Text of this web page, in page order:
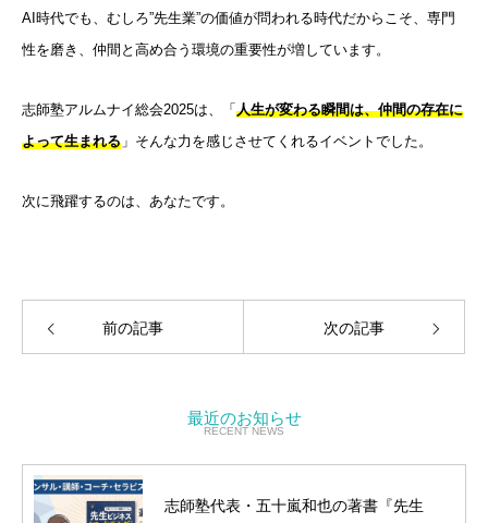
AI時代でも、むしろ”先生業”の価値が問われる時代だからこそ、専門
性を磨き、仲間と高め合う環境の重要性が増しています。
志師塾アルムナイ総会2025は、「人生が変わる瞬間は、仲間の存在に
よって生まれる 」そんな力を感じさせてくれるイベントでした。
次に飛躍するのは、あなたです。
前の記事 次の記事
最近のお知らせ
RECENT NEWS
志師塾代表・五十嵐和也の著書『先生